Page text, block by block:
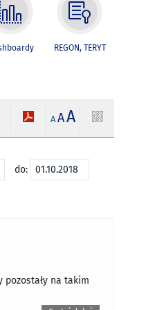
REGON, TERYT
A AA
do:
pozostały na takim